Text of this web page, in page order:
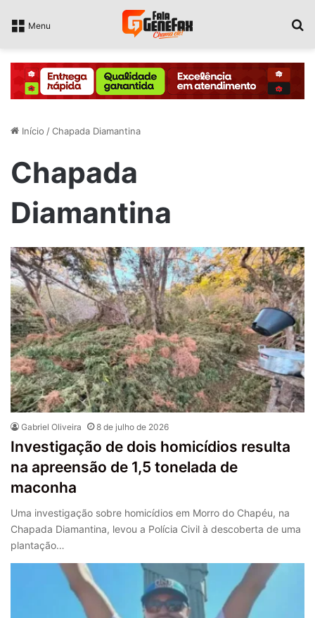
Menu
Início /Chapada Diamantina
Chapada
Diamantina
Gabriel Oliveira 8 de julho de 2026
Investigação de dois homicídios resulta
na apreensão de 1,5 tonelada de
maconha
Uma investigação sobre homicídios em Morro do Chapéu, na
Chapada Diamantina, levou a Polícia Civil à descoberta de uma
plantação…